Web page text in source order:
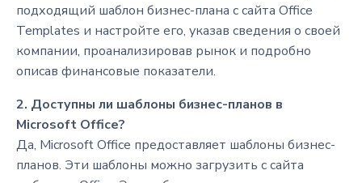
подходящий шаблон бизнес-плана с сайта Office
Templates и настройте его, указав сведения о своей
компании, проанализировав рынок и подробно
описав финансовые показатели.
2. Доступны ли шаблоны бизнес-планов в
Microsoft Office?
Да, Microsoft Office предоставляет шаблоны бизнес-
планов. Эти шаблоны можно загрузить с сайта